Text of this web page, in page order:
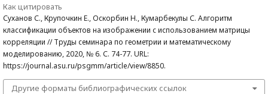
Как цитировать
Суханов С., Крупочкин Е., Оскорбин Н., Кумарбекулы С. Алгоритм
классификации объектов на изображении с использованием матрицы
корреляции // Труды семинара по геометрии и математическому
моделированию, 2020, № 6. С. 74-77. URL:
https://journal.asu.ru/psgmm/article/view/8850.
Другие форматы библиографических ссылок